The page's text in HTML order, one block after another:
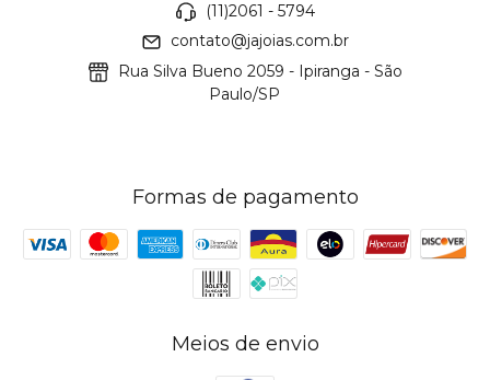
(11)2061 - 5794
contato@jajoias.com.br
Rua Silva Bueno 2059 - Ipiranga - São
Paulo/SP
Formas de pagamento
Meios de envio